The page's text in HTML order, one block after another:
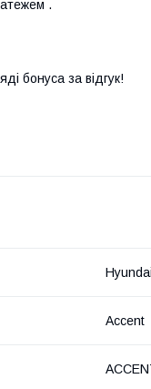
.
бонуса за відгук!
Hyundai
Accent